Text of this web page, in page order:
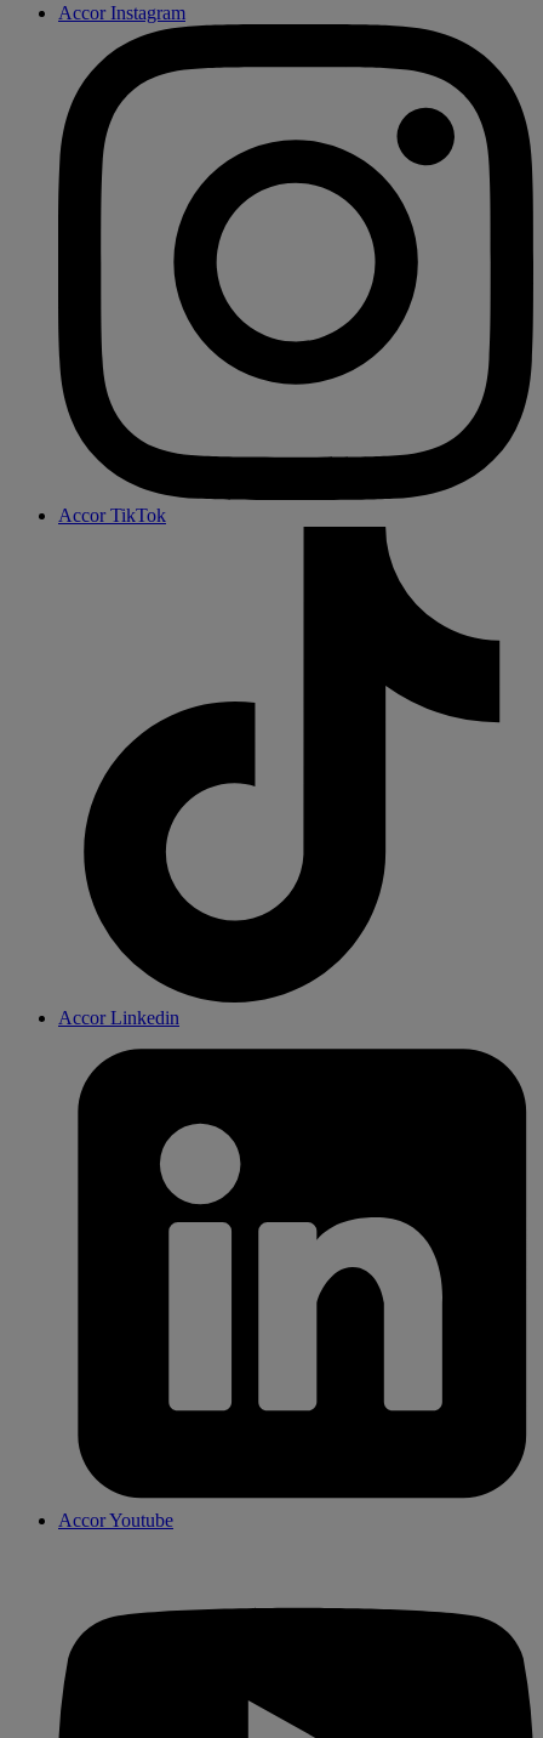
Accor Instagram
Accor TikTok
Accor Linkedin
Accor Youtube